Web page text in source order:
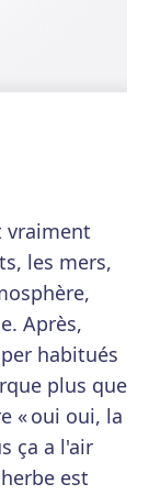
vraiment
les mers,
Après,
habitués
plus que
« oui oui, la
ça a l'air
est